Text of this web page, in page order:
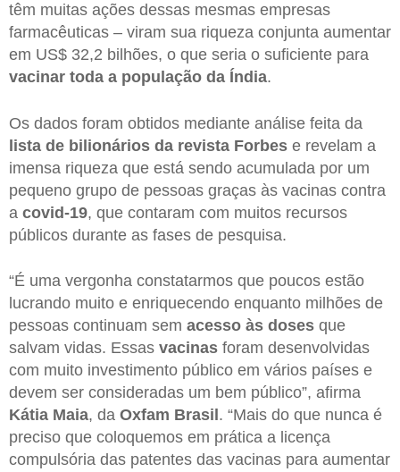
têm muitas ações dessas mesmas empresas
farmacêuticas – viram sua riqueza conjunta aumentar
em US$ 32,2 bilhões, o que seria o suficiente para
vacinar toda a população da Índia.
Os dados foram obtidos mediante análise feita da
lista de bilionários da revista Forbes e revelam a
imensa riqueza que está sendo acumulada por um
pequeno grupo de pessoas graças às vacinas contra
a covid-19, que contaram com muitos recursos
públicos durante as fases de pesquisa.
“É uma vergonha constatarmos que poucos estão
lucrando muito e enriquecendo enquanto milhões de
pessoas continuam sem acesso às doses que
salvam vidas. Essas vacinas foram desenvolvidas
com muito investimento público em vários países e
devem ser consideradas um bem público”, afirma
Kátia Maia, da Oxfam Brasil . “Mais do que nunca é
preciso que coloquemos em prática a licença
compulsória das patentes das vacinas para aumentar